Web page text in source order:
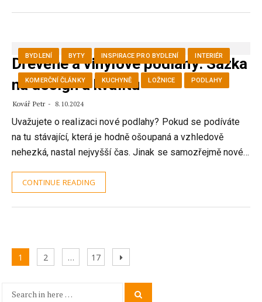
BYDLENÍ BYTY INSPIRACE PRO BYDLENÍ INTERIÉR
KOMERČNÍ ČLÁNKY KUCHYNĚ LOŽNICE PODLAHY
Dřevěné a vinylové podlahy: Sázka
na design a kvalitu
Kovář Petr 8.10.2024
Uvažujete o realizaci nové podlahy? Pokud se podíváte
na tu stávající, která je hodně ošoupaná a vzhledově
nehezká, nastal nejvyšší čas. Jinak se samozřejmě nové…
CONTINUE READING
Stránkování
Page
1 Page
2 … Page
17
Next
Search